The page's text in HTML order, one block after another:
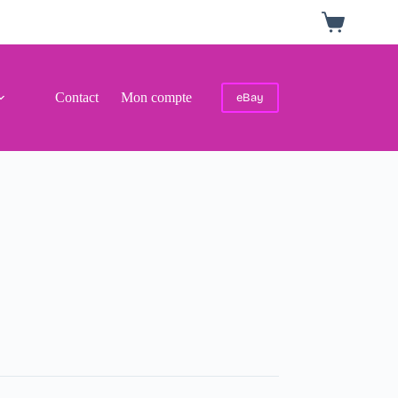
Panier
d’achat
Contact Mon compte eBay